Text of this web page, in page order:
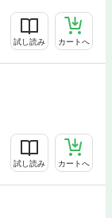
試し読み カートへ
試し読み カートへ